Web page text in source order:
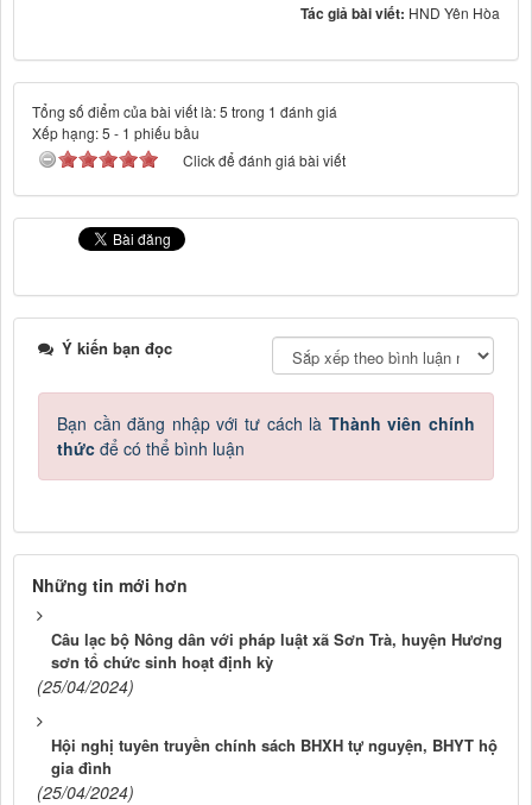
Tác giả bài viết: HND Yên Hòa
Tổng số điểm của bài viết là: 5 trong 1 đánh giá
Xếp hạng:5 - 1 phiếu bầu
Click để đánh giá bài viết
Ý kiến bạn đọc
Bạn cần đăng nhập với tư cách là Thành viên chính
thức để có thể bình luận
Những tin mới hơn
Câu lạc bộ Nông dân với pháp luật xã Sơn Trà, huyện Hương
sơn tổ chức sinh hoạt định kỳ
(25/04/2024)
Hội nghị tuyên truyền chính sách BHXH tự nguyện, BHYT hộ
gia đình
(25/04/2024)